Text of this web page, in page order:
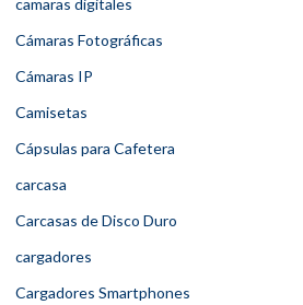
camaras digitales
Cámaras Fotográficas
Cámaras IP
Camisetas
Cápsulas para Cafetera
carcasa
Carcasas de Disco Duro
cargadores
Cargadores Smartphones